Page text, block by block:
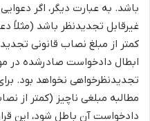
باشد. به عبارت دیگر، اگر
غیرقابل تجدیدنظر باشد (مثلاً
کمتر از مبلغ نصاب قانونی
ابطال دادخواست صادرشده در
تجدیدنظرخواهی نخواهد بود.
مطالبه مبلغی ناچیز (کمتر از
دادخواست آن باطل شود، این